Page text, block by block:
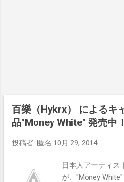
百樂（Hykrx） によるキ
品"Money White" 発売中！
投稿者: 匿名 10月 29, 2014
日本人アーティス
が、"Money